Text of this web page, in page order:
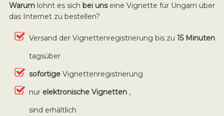
Warumlohnt es sich bei unseine Vignette für Ungarn über
das Internet zu bestellen?
Versand der Vignettenregistrierung bis zu15 Minuten
tagsüber
sofortige Vignettenregistrierung
nur elektronische Vignetten ,
sind erhältlich